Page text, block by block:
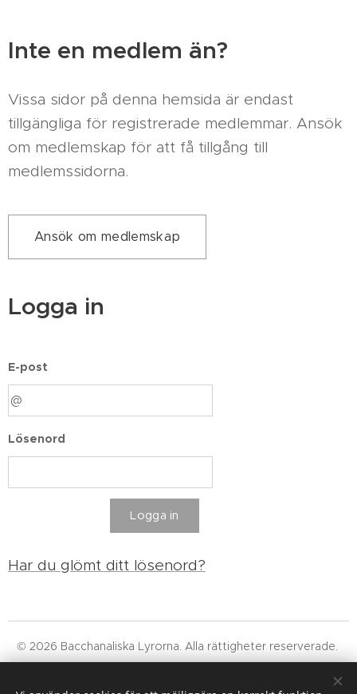
Inte en medlem än?
Vissa sidor på denna hemsida är endast
tillgängliga för registrerade medlemmar. Ansök
om medlemskap för att få tillgång till
medlemssidorna.
Ansök om medlemskap
Logga in
E-post
Lösenord
Logga in
Har du glömt ditt lösenord?
© 2026 Bacchanaliska Lyrorna. Alla rättigheter reserverade.